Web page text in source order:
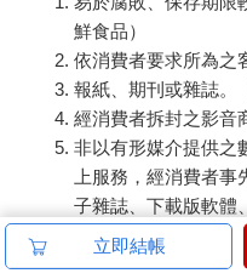
鮮食品）
依消費者要求所為之
報紙、期刊或雜誌。
經消費者拆封之影音
非以有形媒介提供之
上服務，經消費者
子雜誌、下載版軟體
已拆封之個人衛生
刀…等）
立即結帳